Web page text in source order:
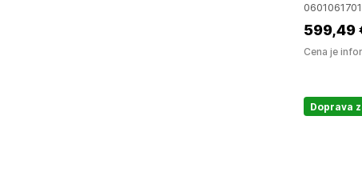
0601061701
599,49
Cena je
Doprava